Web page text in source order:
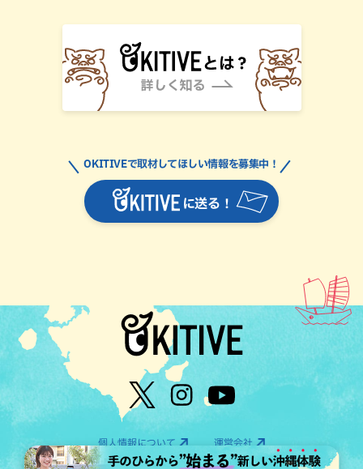
に送る！
OKITIVEで取材してほしい情報を募集中！
個人情報について 運営会社